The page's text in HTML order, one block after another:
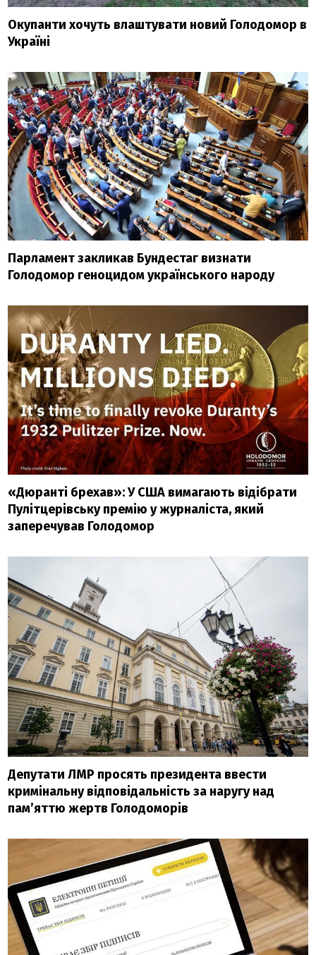
Окупанти хочуть влаштувати новий Голодомор в
Україні
Парламент закликав Бундестаг визнати
Голодомор геноцидом українського народу
«Дюранті брехав»: У США вимагають відібрати
Пулітцерівську премію у журналіста, який
заперечував Голодомор
Депутати ЛМР просять президента ввести
кримінальну відповідальність за наругу над
пам’яттю жертв Голодоморів